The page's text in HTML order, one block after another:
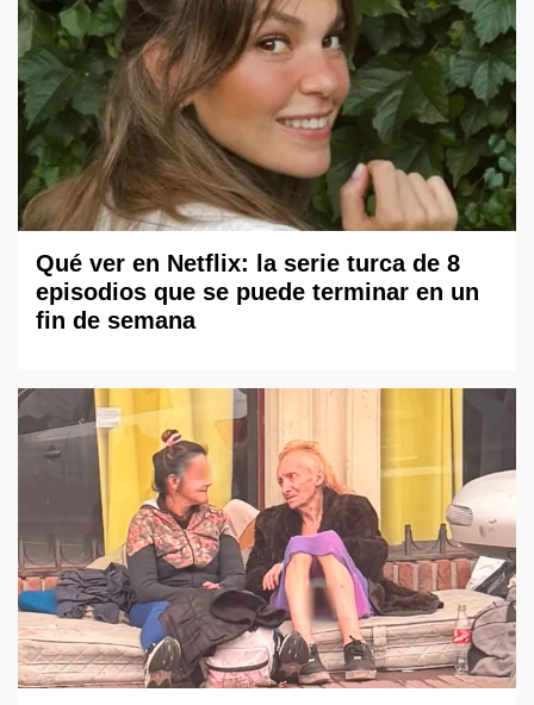
Qué ver en Netflix: la serie turca de 8
episodios que se puede terminar en un
fin de semana